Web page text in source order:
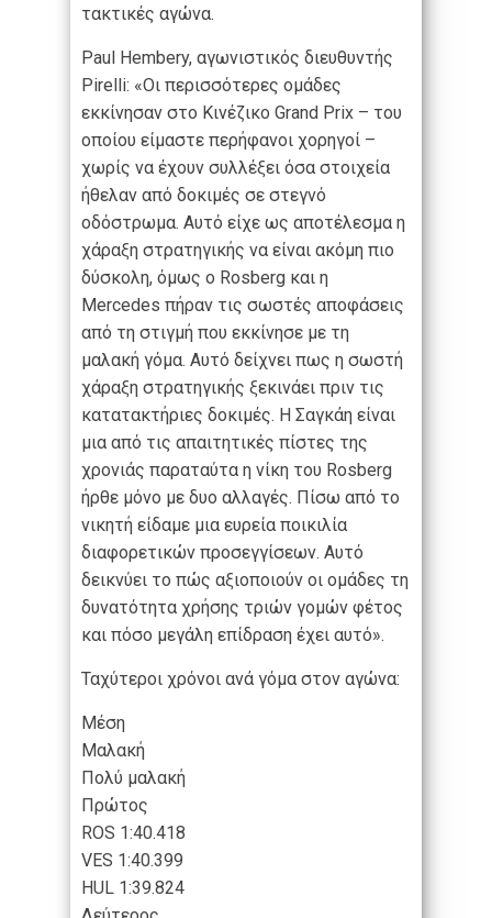
τακτικές αγώνα.
Paul Hembery, αγωνιστικός διευθυντής
Pirelli: «Οι περισσότερες ομάδες
εκκίνησαν στο Κινέζικο Grand Prix – του
οποίου είμαστε περήφανοι χορηγοί –
χωρίς να έχουν συλλέξει όσα στοιχεία
ήθελαν από δοκιμές σε στεγνό
οδόστρωμα. Αυτό είχε ως αποτέλεσμα η
χάραξη στρατηγικής να είναι ακόμη πιο
δύσκολη, όμως ο Rosberg και η
Mercedes πήραν τις σωστές αποφάσεις
από τη στιγμή που εκκίνησε με τη
μαλακή γόμα. Αυτό δείχνει πως η σωστή
χάραξη στρατηγικής ξεκινάει πριν τις
κατατακτήριες δοκιμές. Η Σαγκάη είναι
μια από τις απαιτητικές πίστες της
χρονιάς παραταύτα η νίκη του Rosberg
ήρθε μόνο με δυο αλλαγές. Πίσω από το
νικητή είδαμε μια ευρεία ποικιλία
διαφορετικών προσεγγίσεων. Αυτό
δεικνύει το πώς αξιοποιούν οι ομάδες τη
δυνατότητα χρήσης τριών γομών φέτος
και πόσο μεγάλη επίδραση έχει αυτό».
Ταχύτεροι χρόνοι ανά γόμα στον αγώνα:
Μέση
Μαλακή
Πολύ μαλακή
Πρώτος
ROS 1:40.418
VES 1:40.399
HUL 1:39.824